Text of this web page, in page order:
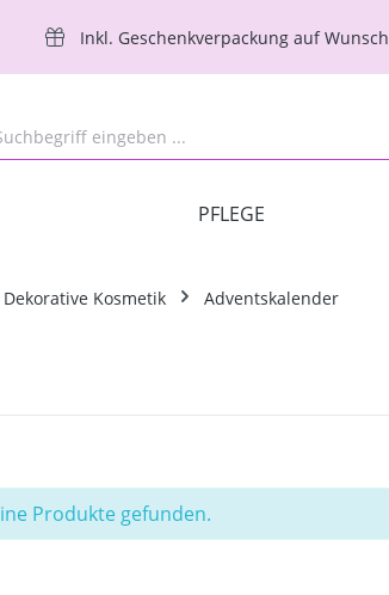
Inkl. Geschenkverpackung auf Wunsch
PFLEGE
Dekorative Kosmetik Adventskalender
Produkte gefunden.